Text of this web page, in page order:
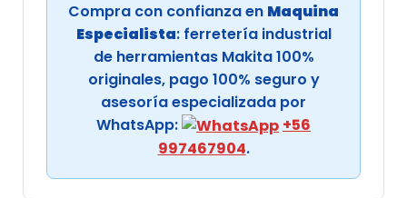
Compra con confianza en Maquina
Especialista: ferretería industrial
de herramientas Makita 100%
originales, pago 100% seguro y
asesoría especializada por
WhatsApp:
+56
997467904.